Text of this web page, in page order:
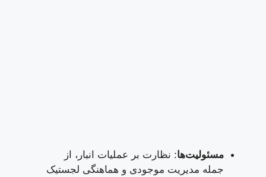
مسئولیت‌ها: نظارت بر عملیات انبار، از
جمله مدیریت موجودی و هماهنگی لجستیک